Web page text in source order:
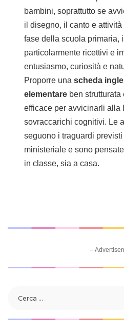
bambini, soprattutto se
il disegno, il canto e
fase della scuola primaria,
particolarmente ricettivi e
entusiasmo, curiosità e
Proporre una scheda
elementare ben
efficace per avvicinarli alla
sovraccarichi cognitivi. Le
seguono i traguardi
ministeriale e sono
in classe, sia a casa.
–